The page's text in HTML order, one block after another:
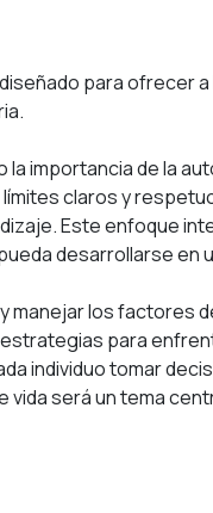
para
importancia de la
claros y
Este enfoque
desarrollarse
los factores
para
individuo tomar
será un tema